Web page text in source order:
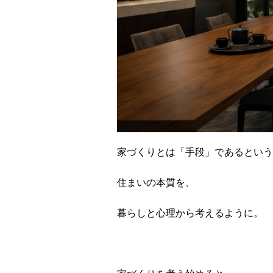
家づくりとは「手段」であるとい
住まいの本質を、
暮らしと心理から考えるように。